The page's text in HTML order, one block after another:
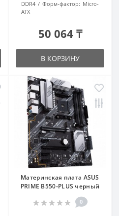
DDR4 Форм-фактор: Micro-
ATX
50 064 ₸
В КОРЗИНУ
Материнская плата ASUS
PRIME B550-PLUS черный
0